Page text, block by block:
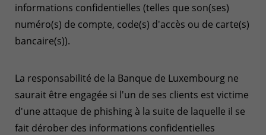
informations confidentielles (telles que son(ses)
numéro(s) de compte, code(s) d'accès ou de carte(s)
bancaire(s)).
La responsabilité de la Banque de Luxembourg ne
saurait être engagée si l'un de ses clients est victime
d'une attaque de phishing à la suite de laquelle il se
fait dérober des informations confidentielles